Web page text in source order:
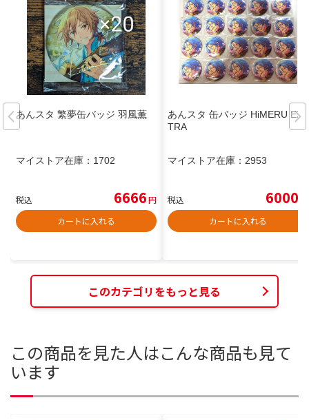
あんスタ 繁夢缶バッジ 羽風薫
マイストア在庫： 1702
税込 6666円
カートに入れる
あんスタ 缶バッジ HiMERU EX
TRA
マイストア在庫： 2953
税込 6000
カートに入れる
このカテゴリをもっと見る
この商品を見た人はこんな商品も見て
います